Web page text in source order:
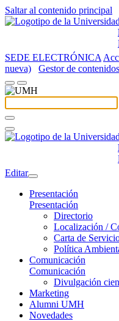
Saltar al contenido principal
SEDE ELECTRÓNICA
nueva)
Gestor de
Editar
Presentación
Presentación
Directorio
Localización /
Carta de
Política
Comunicación
Comunicación
Divulgación
Marketing
Alumni UMH
Novedades